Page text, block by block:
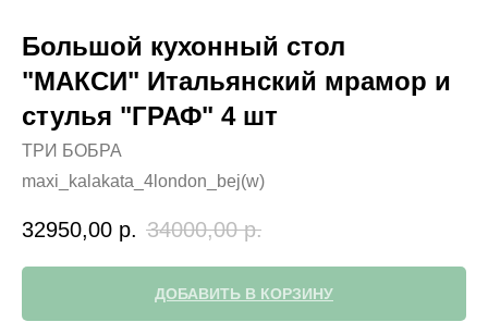
Большой кухонный стол
"МАКСИ" Итальянский мрамор и
стулья "ГРАФ" 4 шт
ТРИ БОБРА
maxi_kalakata_4london_bej(w)
32950,00 р. 34000,00 р.
ДОБАВИТЬ В КОРЗИНУ